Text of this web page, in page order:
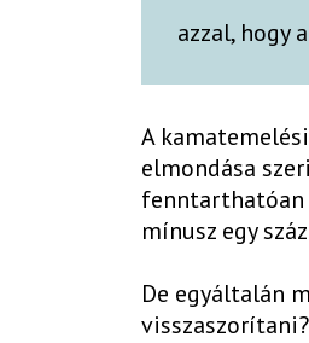
azzal, hogy
A
elmondása
fenntarthatóan
mínusz egy
De egyáltalán
visszaszorítani?